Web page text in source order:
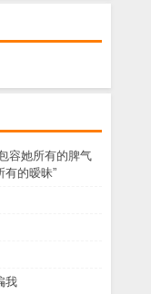
容她所有的脾气
的暧昧”
我